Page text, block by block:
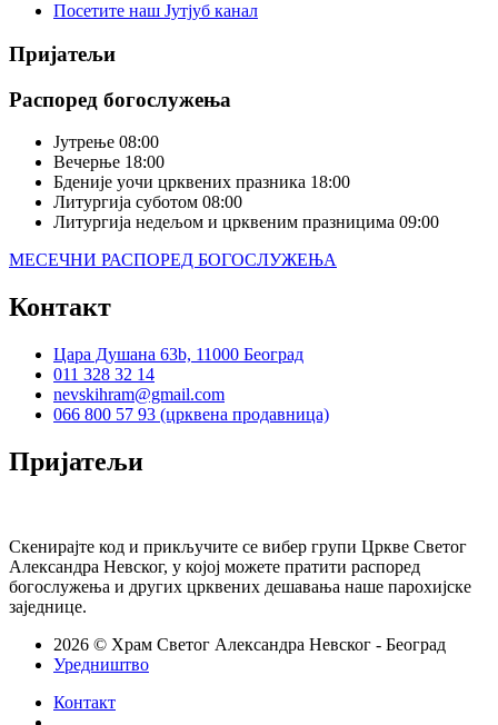
Посетите наш Јутјуб канал
Пријатељи
Распоред богослужења
Јутрење 08:00
Вечерње 18:00
Бденије уочи црквених празника 18:00
Литургија суботом 08:00
Литургија недељом и црквеним празницима 09:00
МЕСЕЧНИ РАСПОРЕД БОГОСЛУЖЕЊА
Контакт
Цара Душана 63b, 11000 Београд
011 328 32 14
nevskihram@gmail.com
066 800 57 93 (црквена продавница)
Пријатељи
Скенирајте код и прикључите се вибер групи Цркве Светог
Александра Невског, у којој можете пратити распоред
богослужења и других црквених дешавања наше парохијске
заједнице.
2026 © Храм Светог Александра Невског - Београд
Уредништво
Контакт